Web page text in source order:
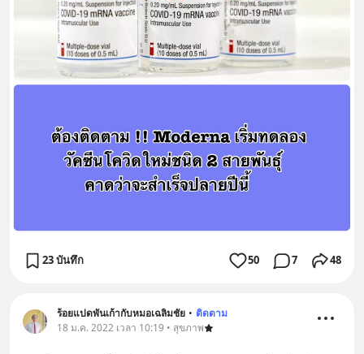
23 บันทึก 50 7 48
ร้อยแปดพันเก้ากับหมอเฉลิมชัย • ติดตาม
18 ม.ค. 2022 เวลา 10:19 • สุขภาพ